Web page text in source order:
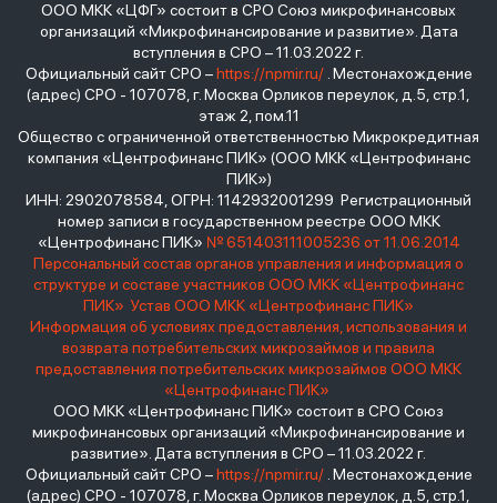
ООО МКК «ЦФГ» состоит в СРО Союз микрофинансовых
организаций «Микрофинансирование и развитие». Дата
вступления в СРО – 11.03.2022 г.
Официальный сайт СРО –https://npmir.ru/. Местонахождение
(адрес) СРО - 107078, г. Москва Орликов переулок, д.5, стр.1,
этаж 2, пом.11
Общество с ограниченной ответственностью Микрокредитная
компания «Центрофинанс ПИК» (ООО МКК «Центрофинанс
ПИК»)
ИНН: 2902078584, ОГРН: 1142932001299 Регистрационный
номер записи в государственном реестре ООО МКК
«Центрофинанс ПИК» № 651403111005236 от 11.06.2014
Персональный состав органов управления и информация о
структуре и составе участников ООО МКК «Центрофинанс
ПИК» Устав ООО МКК «Центрофинанс ПИК»
Информация об условиях предоставления, использования и
возврата потребительских микрозаймов и правила
предоставления потребительских микрозаймов ООО МКК
«Центрофинанс ПИК»
ООО МКК «Центрофинанс ПИК» состоит в СРО Союз
микрофинансовых организаций «Микрофинансирование и
развитие». Дата вступления в СРО – 11.03.2022 г.
Официальный сайт СРО –https://npmir.ru/. Местонахождение
(адрес) СРО - 107078, г. Москва Орликов переулок, д.5, стр.1,